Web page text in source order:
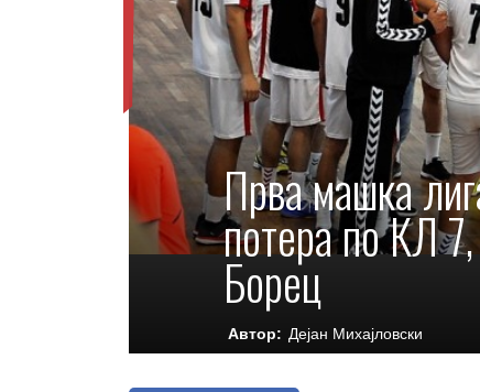
Прва машка
потера по КЛ
Борец
Автор: Дејан Михајловски